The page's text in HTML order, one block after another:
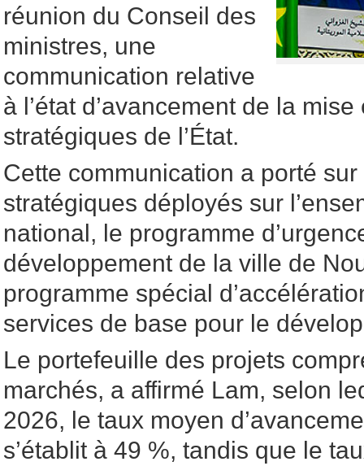
réunion du Conseil des
ministres, une
communication relative
à l’état d’avancement de la
stratégiques de l’État.
Cette communication a porté
stratégiques déployés sur
national, le programme
développement de la ville de
programme spécial
services de base pour le
Le portefeuille des projets
marchés, a affirmé Lam, selon
2026, le taux moyen
s’établit à 49 %, tandis que le